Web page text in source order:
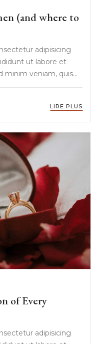
(and where to
adipisicing
ut labore et
minim veniam, quis
nisi ut aliquip ex ea
LIRE PLUS
of Every
adipisicing